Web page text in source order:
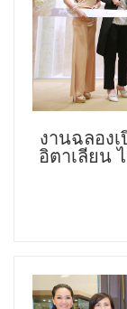
งานฉลอง
อิตาเลียน